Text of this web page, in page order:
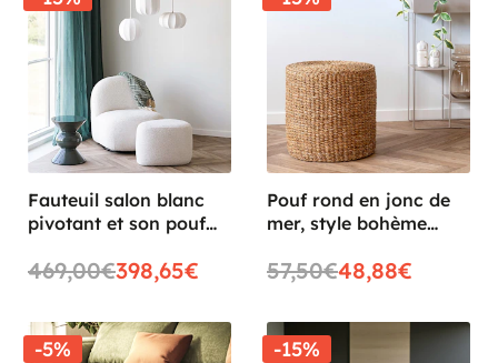
Fauteuil salon blanc
pivotant et son pouf
469,00€398,65€
Pouf rond en jonc de
mer, style bohème
57,50€48,88€
-5% -15%